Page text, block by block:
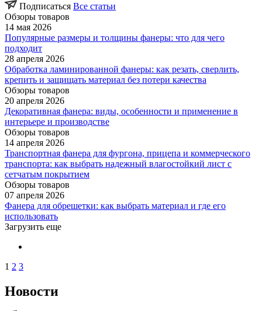
Подписаться Все статьи
Обзоры товаров
14 мая 2026
Популярные размеры и толщины фанеры: что для чего
подходит
28 апреля 2026
Обработка ламинированной фанеры: как резать, сверлить,
крепить и защищать материал без потери качества
Обзоры товаров
20 апреля 2026
Декоративная фанера: виды, особенности и применение в
интерьере и производстве
Обзоры товаров
14 апреля 2026
Транспортная фанера для фургона, прицепа и коммерческого
транспорта: как выбрать надежный влагостойкий лист с
сетчатым покрытием
Обзоры товаров
07 апреля 2026
Фанера для обрешетки: как выбрать материал и где его
использовать
Загрузить еще
1 2 3
Новости